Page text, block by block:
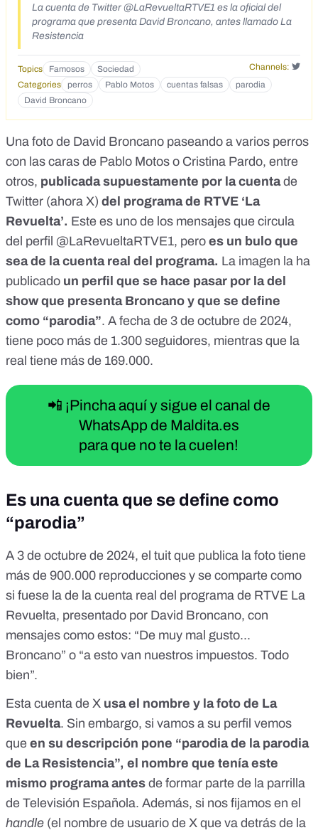
La cuenta de Twitter @LaRevueltaRTVE1 es la oficial del
programa que presenta David Broncano, antes llamado La
Resistencia
Topics Famosos Sociedad
Channels:
Categories
perros Pablo Motos cuentas falsas
parodia
David Broncano
Una foto de David Broncano paseando a varios perros
con las caras de Pablo Motos o Cristina Pardo, entre
otros, publicada supuestamente por la cuentade
Twitter (ahora X) del programa de RTVE ‘La
Revuelta’. Este es uno de los mensajes que circula
del perfil @LaRevueltaRTVE1, pero es un bulo que
sea de la cuenta real del programa. La imagen la ha
publicado un perfil que se hace pasar por la del
show que presenta Broncano y que se define
como “parodia”. A fecha de 3 de octubre de 2024,
tiene poco más de 1.300 seguidores, mientras que la
real tiene más de 169.000.
📲 ¡Pincha aquí y sigue el canal de
WhatsApp de Maldita.es
para que no te la cuelen!
Es una cuenta que se define como
“parodia”
A 3 de octubre de 2024, el tuit que publica la foto tiene
más de 900.000 reproducciones y se comparte como
si fuese la de la cuenta real del programa de RTVE La
Revuelta, presentado por David Broncano, con
mensajes como estos: “De muy mal gusto...
Broncano” o “a esto van nuestros impuestos. Todo
bien”.
Esta cuenta de X usa el nombre y la foto de La
Revuelta. Sin embargo, si vamos a su perfil vemos
que en su descripción pone “parodia de la parodia
de La Resistencia”, el nombre que tenía este
mismo programa antes de formar parte de la parrilla
de Televisión Española. Además, si nos fijamos en el
handle (el nombre de usuario de X que va detrás de la